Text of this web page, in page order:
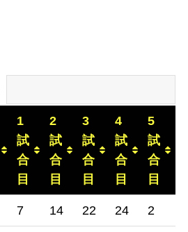
1
試
合
目
2
試
合
目
3
試
合
目
4
試
合
目
5
試
合
目
1
試
2
試
3
試
4
試
5
試
7 14 22 24 2